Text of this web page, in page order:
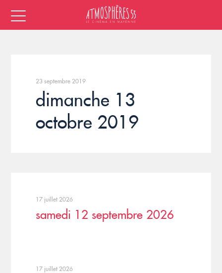
23 septembre 2019
dimanche 13
octobre 2019
17 juillet 2026
samedi 12 septembre 2026
17 juillet 2026